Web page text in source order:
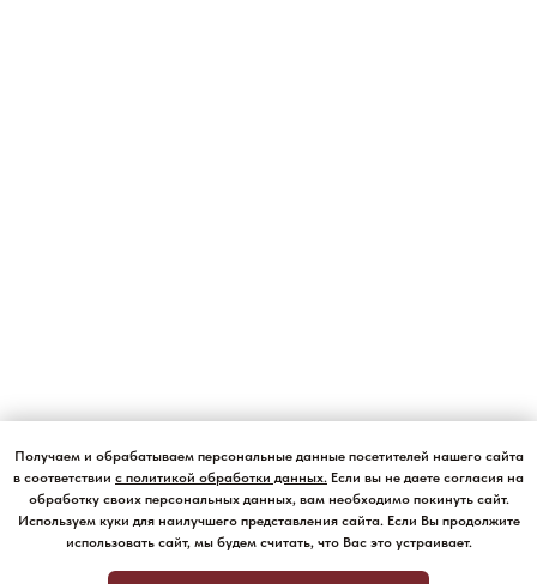
Получаем и обрабатываем персональные данные посетителей нашего сайта
в соответствии с политикой обработки данных. Если вы не даете согласия на
обработку своих персональных данных, вам необходимо покинуть сайт.
Используем куки для наилучшего представления сайта. Если Вы продолжите
использовать сайт, мы будем считать, что Вас это устраивает.